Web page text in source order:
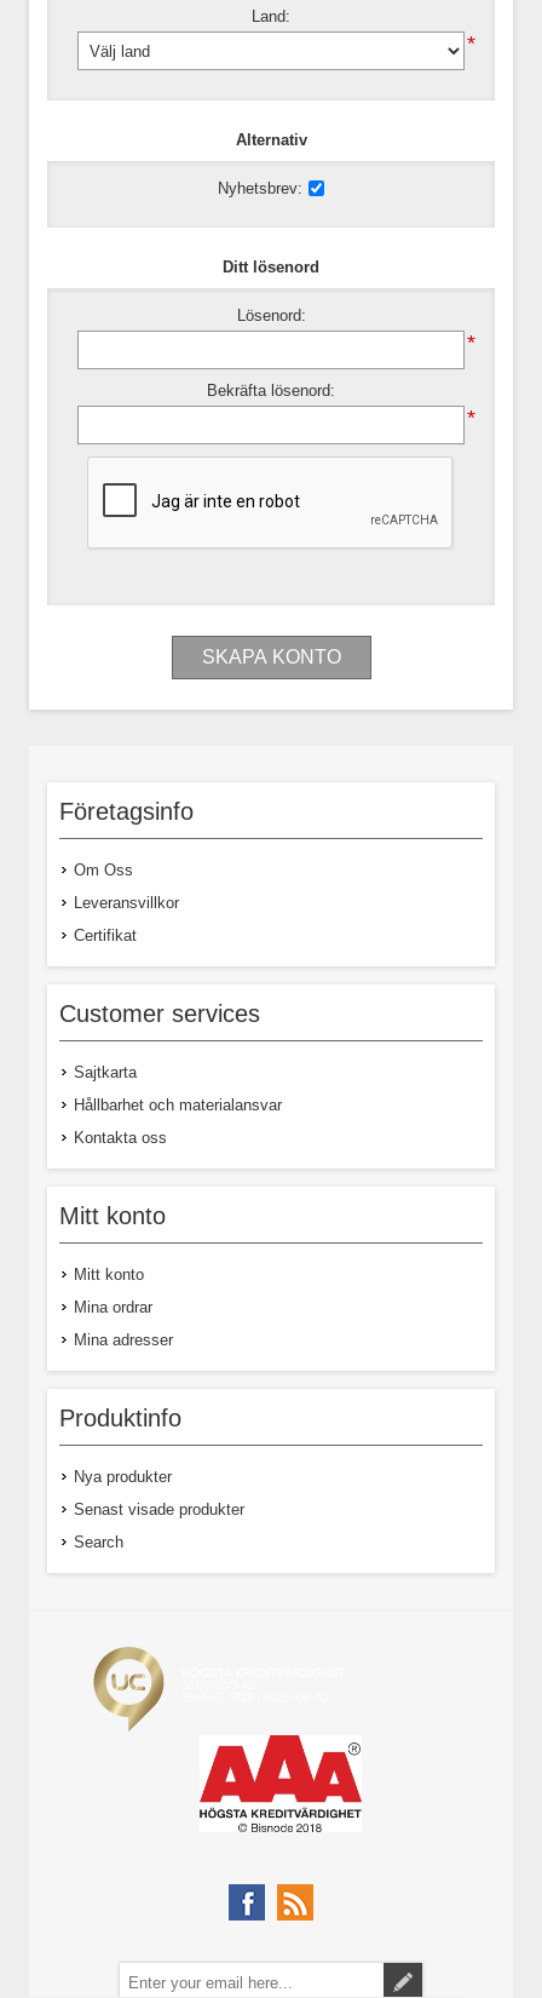
Land:
*
Alternativ
Nyhetsbrev:
Ditt lösenord
Lösenord:
*
Bekräfta lösenord:
*
Företagsinfo
Om Oss
Leveransvillkor
Certifikat
Customer services
Sajtkarta
Hållbarhet och materialansvar
Kontakta oss
Mitt konto
Mitt konto
Mina ordrar
Mina adresser
Produktinfo
Nya produkter
Senast visade produkter
Search